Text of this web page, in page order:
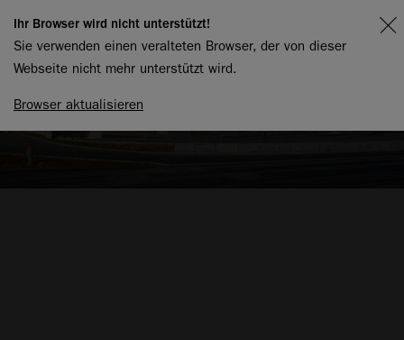
Ihr Browser wird nicht unterstützt!
Sie verwenden einen veralteten Browser, der von dieser
Webseite nicht mehr unterstützt wird.
Browser aktualisieren